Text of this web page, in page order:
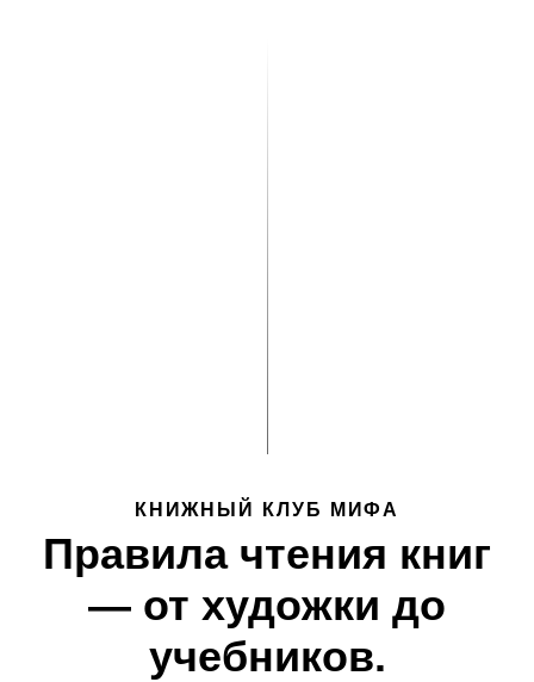
КНИЖНЫЙ КЛУБ МИФА
Правила чтения книг
— от художки до
учебников.